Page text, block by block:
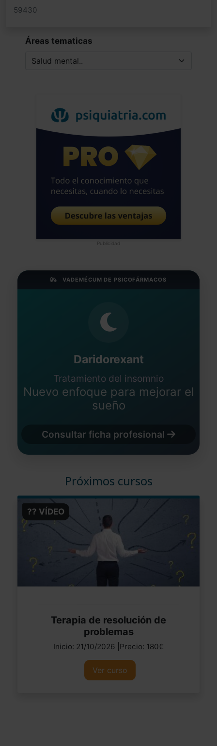
59430
Áreas tematicas
Publicidad
VADEMÉCUM DE PSICOFÁRMACOS
Daridorexant
Tratamiento del insomnio
Nuevo enfoque para mejorar el
sueño
Consultar ficha profesional
Próximos cursos
?? VÍDEO
Terapia de resolución de
problemas
Inicio: 21/10/2026 |Precio: 180€
Ver curso